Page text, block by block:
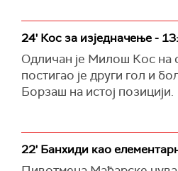
24' Кос за изједначење -
Одличан је Милош Кос на
постигао је други гол и
Борзаш на истој позицији.
22' Банхиди као